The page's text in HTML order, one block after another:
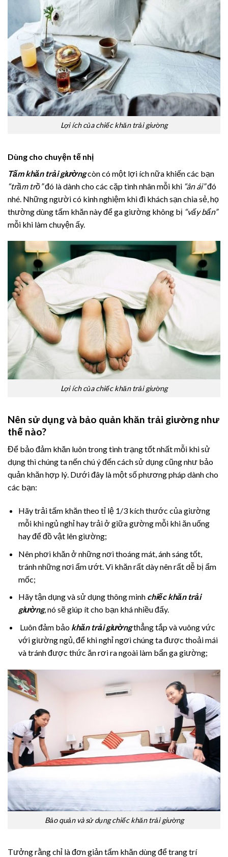
Lợi ích của chiếc khăn trải giường
Dùng cho chuyện tế nhị
Tấm khăn trải giườngcòn có một lợi ích nữa khiến các bạn
“trầm trồ”đó là dành cho các cặp tình nhân mỗi khi “ân ái”đó
nhé. Những người có kinh nghiệm khi đi khách sạn chia sẻ, họ
thường dùng tấm khăn này để ga giường không bị “vấy bẩn”
mỗi khi làm chuyện ấy.
Lợi ích của chiếc khăn trải giường
Nên sử dụng và bảo quản khăn trải giường như
thế nào?
Để bảo đảm khăn luôn trong tình trạng tốt nhất mỗi khi sử
dụng thì chúng ta nến chú ý đến cách sử dụng cũng như bảo
quản khăn hợp lý. Dưới đây là một số phương pháp dành cho
các bạn:
Hãy trải tấm khăn theo tỉ lệ 1/3 kích thước của giường
mỗi khi ngủ nghỉ hay trải ở giữa gường mỗi khi ăn uống
hay để đồ vật lên giường;
Nên phơi khăn ở những nơi thoáng mát, ánh sáng tốt,
tránh những nơi ẩm ướt. Vì khăn rất dày nên rất dễ bị ẩm
mốc;
Hãy tận dụng và sử dụng thông minh chiếc khăn trải
giường, nó sẽ giúp ít cho bạn khá nhiều đấy.
Luôn đảm bảokhăn trải giườngthẳng tắp và vuông vức
với giường ngủ, để khi nghỉ ngơi chúng ta được thoải mái
và tránh được thức ăn rơi ra ngoài làm bẩn ga giường;
Bảo quản và sử dụng chiếc khăn trải giường
Tưởng rằng chỉ là đơn giản tấm khăn dùng để trang trí